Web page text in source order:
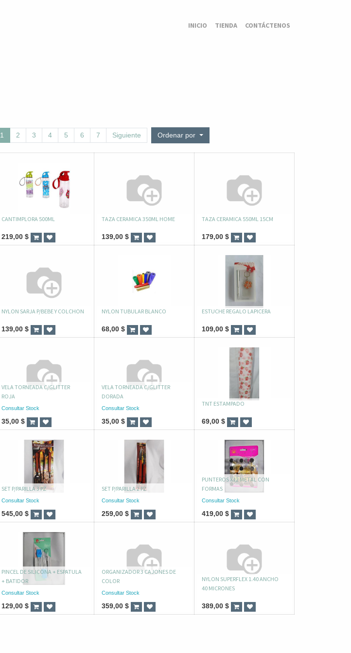
INICIO TIENDA CONTÁCTENOS
1 2 3 4 5 6 7 Siguiente Ordenar por
CANTIMPLORA 500ML
219,00 $
TAZA CERAMICA 350ML HOME
139,00 $
TAZA CERAMICA 550ML 15CM
179,00 $
NYLON SARJA P/BEBE Y COLCHON
139,00 $
NYLON TUBULAR BLANCO
68,00 $
ESTUCHE REGALO LAPICERA
109,00 $
VELA TORNEADA C/GLITTER
ROJA
Consultar Stock
35,00 $
VELA TORNEADA C/GLITTER
DORADA
Consultar Stock
35,00 $
TNT ESTAMPADO
69,00 $
SET P/PARILLA 3 PZ
Consultar Stock
545,00 $
SET P/PARILLA 2 PZ
Consultar Stock
259,00 $
PUNTEROS X12 METAL CON
FORMAS
Consultar Stock
419,00 $
PINCEL DE SILICONA + ESPATULA
+ BATIDOR
Consultar Stock
129,00 $
ORGANIZADOR 3 CAJONES DE
COLOR
Consultar Stock
359,00 $
NYLON SUPERFLEX 1.40 ANCHO
40 MICRONES
389,00 $